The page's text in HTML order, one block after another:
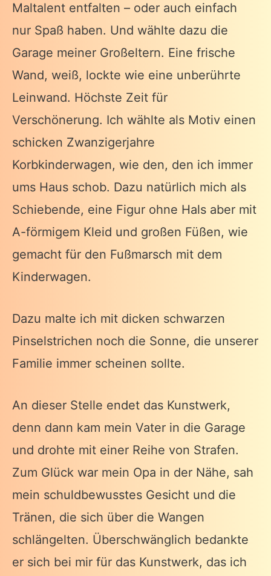
Maltalent entfalten – oder auch einfach
nur Spaß haben. Und wählte dazu die
Garage meiner Großeltern. Eine frische
Wand, weiß, lockte wie eine unberührte
Leinwand. Höchste Zeit für
Verschönerung. Ich wählte als Motiv einen
schicken Zwanzigerjahre
Korbkinderwagen, wie den, den ich immer
ums Haus schob. Dazu natürlich mich als
Schiebende, eine Figur ohne Hals aber mit
A-förmigem Kleid und großen Füßen, wie
gemacht für den Fußmarsch mit dem
Kinderwagen.
Dazu malte ich mit dicken schwarzen
Pinselstrichen noch die Sonne, die unserer
Familie immer scheinen sollte.
An dieser Stelle endet das Kunstwerk,
denn dann kam mein Vater in die Garage
und drohte mit einer Reihe von Strafen.
Zum Glück war mein Opa in der Nähe, sah
mein schuldbewusstes Gesicht und die
Tränen, die sich über die Wangen
schlängelten. Überschwänglich bedankte
er sich bei mir für das Kunstwerk, das ich